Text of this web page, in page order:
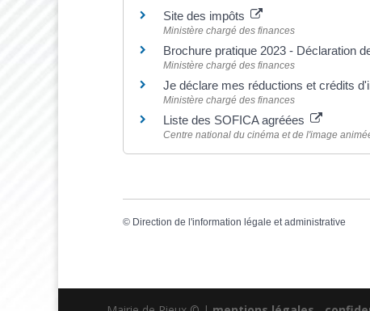
Site des impôts
Ministère chargé des finances
Brochure pratique 2023 - Déclaration
Ministère chargé des finances
Je déclare mes réductions et crédits
Ministère chargé des finances
Liste des SOFICA agréées
Centre national du cinéma et de l'image
© Direction de l'information légale et administrative